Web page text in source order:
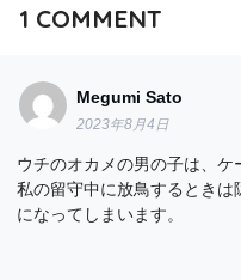
1 COMMENT
Megumi Sato
2023年8月4日
ウチのオカメの男の子は、
私の留守中に放鳥するときは
になってしまいます。